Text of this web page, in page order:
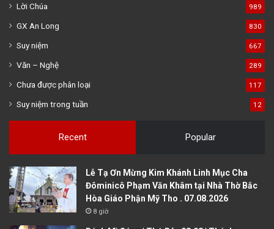
Lời Chúa 989
GX An Long 830
Suy niệm 667
Văn – Nghệ 289
Chưa được phân loại 117
Suy niệm trong tuần 12
Recent Popular
Lễ Tạ Ơn Mừng Kim Khánh Linh Mục Cha
Đôminicô Phạm Văn Khâm tại Nhà Thờ Bắc
Hòa Giáo Phận Mỹ Tho . 07.08.2026
8 giờ